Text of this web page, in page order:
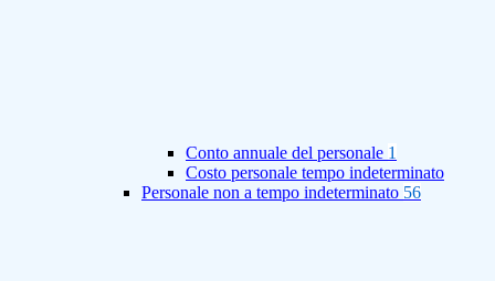
Conto annuale del personale 1
Costo personale tempo indeterminato
Personale non a tempo indeterminato 56